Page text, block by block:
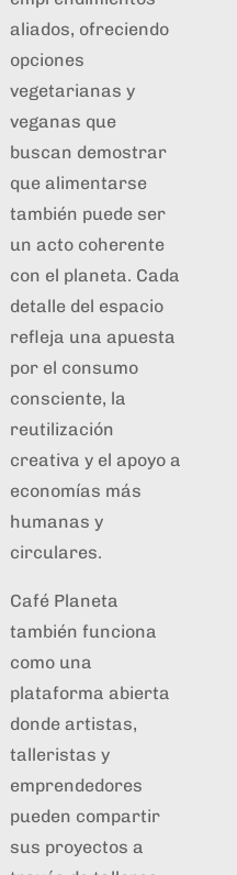
aliados, ofreciendo
opciones
vegetarianas y
veganas que
buscan demostrar
que alimentarse
también puede ser
un acto coherente
con el planeta. Cada
detalle del espacio
refleja una apuesta
por el consumo
consciente, la
reutilización
creativa y el apoyo a
economías más
humanas y
circulares.
Café Planeta
también funciona
como una
plataforma abierta
donde artistas,
talleristas y
emprendedores
pueden compartir
sus proyectos a